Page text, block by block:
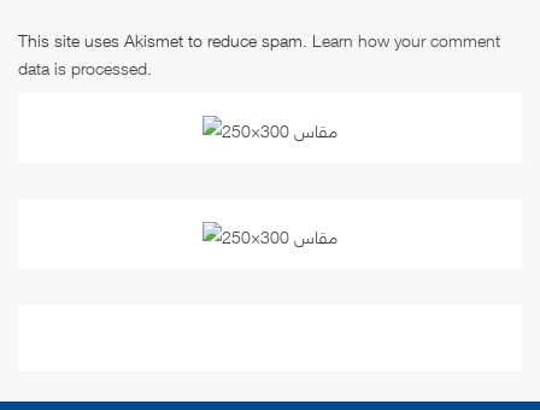
This site uses Akismet to reduce spam. Learn how your comment
data is processed.